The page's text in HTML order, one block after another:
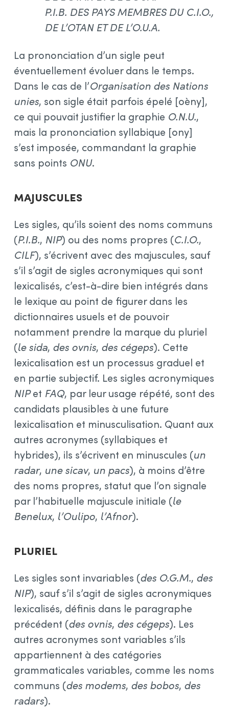
P.I.B. DES PAYS MEMBRES DU C.I.O.,
DE L’OTAN ET DE L’O.U.A.
La prononciation d’un sigle peut
éventuellement évoluer dans le temps.
Dans le cas de l’Organisation des Nations
unies, son sigle était parfois épelé [oèny],
ce qui pouvait justifier la graphie O.N.U.,
mais la prononciation syllabique [ony]
s’est imposée, commandant la graphie
sans points ONU.
Majuscules
Les sigles, qu’ils soient des noms communs
(P.I.B., NIP) ou des noms propres (C.I.O.,
CILF), s’écrivent avec des majuscules, sauf
s’il s’agit de sigles acronymiques qui sont
lexicalisés, c’est-à-dire bien intégrés dans
le lexique au point de figurer dans les
dictionnaires usuels et de pouvoir
notamment prendre la marque du pluriel
(le sida, des ovnis, des cégeps). Cette
lexicalisation est un processus graduel et
en partie subjectif. Les sigles acronymiques
NIPet FAQ, par leur usage répété, sont des
candidats plausibles à une future
lexicalisation et minusculisation. Quant aux
autres acronymes (syllabiques et
hybrides), ils s’écrivent en minuscules (un
radar, une sicav, un pacs), à moins d’être
des noms propres, statut que l’on signale
par l’habituelle majuscule initiale (le
Benelux, l’Oulipo, l’Afnor).
Pluriel
Les sigles sont invariables (des O.G.M., des
NIP), sauf s’il s’agit de sigles acronymiques
lexicalisés, définis dans le paragraphe
précédent (des ovnis, des cégeps). Les
autres acronymes sont variables s’ils
appartiennent à des catégories
grammaticales variables, comme les noms
communs (des modems, des bobos, des
radars).